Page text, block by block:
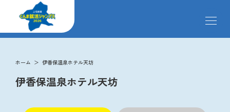
メ
求人検索
ホーム 伊香保温泉ホテル天坊
伊香保温泉ホテル天坊